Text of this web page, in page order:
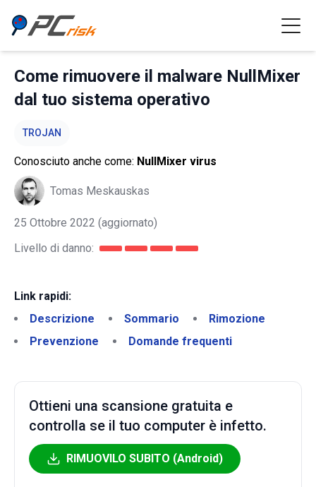
Come rimuovere il malware NullMixer
dal tuo sistema operativo
TROJAN
Conosciuto anche come: NullMixer virus
Tomas Meskauskas
25 Ottobre 2022 (aggiornato)
Livello di danno:
Link rapidi:
Descrizione
Sommario
Rimozione
Prevenzione
Domande frequenti
Ottieni una scansione gratuita e
controlla se il tuo computer è infetto.
RIMUOVILO SUBITO (Android)